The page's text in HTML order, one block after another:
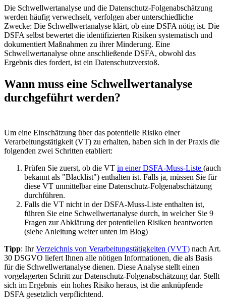
Die Schwellwertanalyse und die Datenschutz-Folgenabschätzung
werden häufig verwechselt, verfolgen aber unterschiedliche
Zwecke: Die Schwellwertanalyse klärt, ob eine DSFA nötig ist. Die
DSFA selbst bewertet die identifizierten Risiken systematisch und
dokumentiert Maßnahmen zu ihrer Minderung. Eine
Schwellwertanalyse ohne anschließende DSFA, obwohl das
Ergebnis dies fordert, ist ein Datenschutzverstoß.
Wann muss eine Schwellwertanalyse
durchgeführt werden?
Um eine Einschätzung über das potentielle Risiko einer
Verarbeitungstätigkeit (VT) zu erhalten, haben sich in der Praxis die
folgenden zwei Schritten etabliert:
Prüfen Sie zuerst, ob die VT in einer DSFA-Muss-Liste (auch
bekannt als "Blacklist") enthalten ist. Falls ja, müssen Sie für
diese VT unmittelbar eine Datenschutz-Folgenabschätzung
durchführen.
Falls die VT nicht in der DSFA-Muss-Liste enthalten ist,
führen Sie eine Schwellwertanalyse durch, in welcher Sie 9
Fragen zur Abklärung der potentiellen Risiken beantworten
(siehe Anleitung weiter unten im Blog)
Tipp: IhrVerzeichnis von Verarbeitungstätigkeiten (VVT) nach Art.
30 DSGVO liefert Ihnen alle nötigen Informationen, die als Basis
für die Schwellwertanalyse dienen. Diese Analyse stellt einen
vorgelagerten Schritt zur Datenschutz-Folgenabschätzung dar. Stellt
sich im Ergebnis ein hohes Risiko heraus, ist die anknüpfende
DSFA gesetzlich verpflichtend.